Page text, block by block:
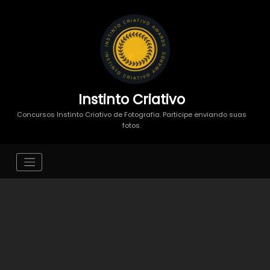
Instinto Criativo
Concursos Instinto Criativo de Fotografia. Participe enviando suas
fotos.